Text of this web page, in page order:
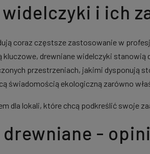
i ich
coraz częstsze zastosowanie w
kluczowe, drewniane widelczyki
przestrzeniach, jakimi dysponują
świadomością ekologiczną zarówno
dla lokali, które chcą podkreślić swoje
-